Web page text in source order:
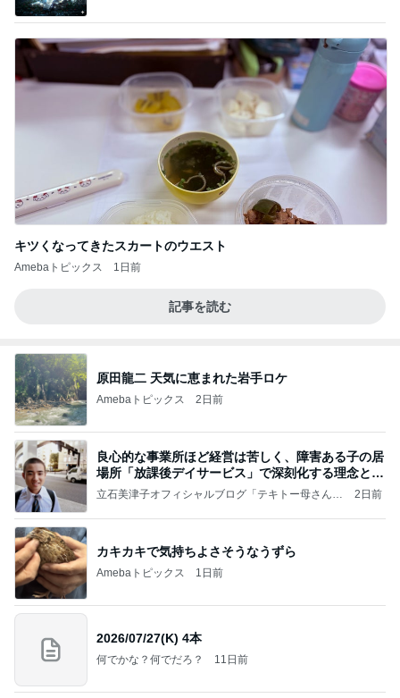
キツくなってきたスカートのウエスト
Amebaトピックス 1日前
記事を読む
原田龍二 天気に恵まれた岩手ロケ
Amebaトピックス 2日前
良心的な事業所ほど経営は苦しく、障害ある子の居
場所「放課後デイサービス」で深刻化する理念と現
実の
立石美津子オフィシャルブログ「テキトー母さんの
2日前
カキカキで気持ちよさそうなうずら
Amebaトピックス 1日前
2026/07/27(K) 4本
何でかな？何でだろ？ 11日前